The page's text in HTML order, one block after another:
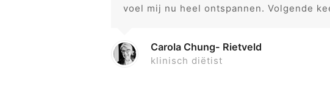
voel mij nu heel ontspannen. Volgende
Carola Chung- Rietveld
klinisch diëtist